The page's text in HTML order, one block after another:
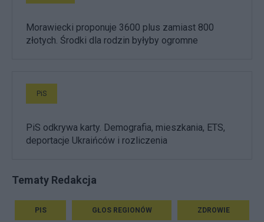
Morawiecki proponuje 3600 plus zamiast 800
złotych. Środki dla rodzin byłyby ogromne
PiS
PiS odkrywa karty. Demografia, mieszkania, ETS,
deportacje Ukraińców i rozliczenia
Tematy Redakcja
PIS GŁOS REGIONÓW ZDROWIE